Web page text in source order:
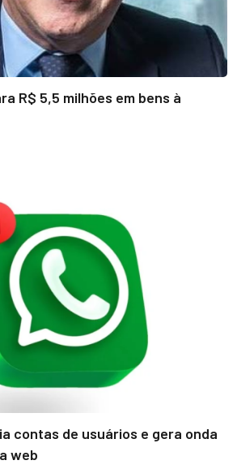
R$ 5,5 milhões em bens à
contas de usuários e gera onda
web